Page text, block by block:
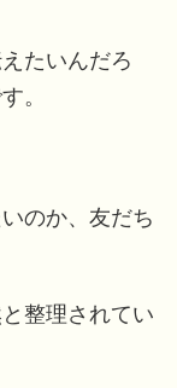
たいんだろ
。
のか、友だち
整理されてい